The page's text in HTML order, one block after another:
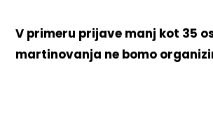
V primeru prijave manj kot 35
martinovanja ne bomo